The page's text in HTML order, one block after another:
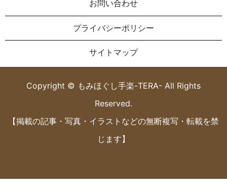
お問い合わせ
プライバシーポリシー
サイトマップ
Copyright © もみほぐし手楽-TERA- All Rights
Reserved.
【掲載の記事・写真・イラストなどの無断複写・転載を禁
じます】